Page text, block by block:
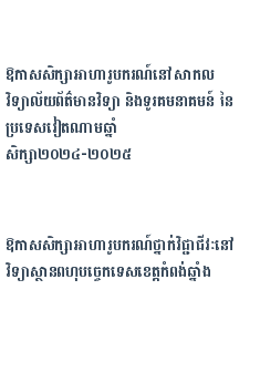
ឱកាសសិក្សាអាហារូបករណ៍នៅសាកល
វិទ្យាល័យព័ត៌មានវិទ្យា និងទូរគមនាគមន៍ នៃ
ប្រទេសវៀតណាមឆ្នាំ
សិក្សា២០២៤-២០២៥
ឱកាសសិក្សាអាហារូបករណ៍ថ្នាក់វិជ្ជាជីវៈនៅ
វិទ្យាស្ថានពហុបច្ចេកទេសខេត្តកំពង់ឆ្នាំង